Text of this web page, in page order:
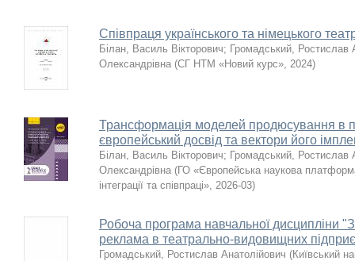
Співпраця українського та німецького
Білан, Василь Вікторович; Громадський, Ростислав
Олександрівна (СГ НТМ «Новий курс», 2024)
Трансформація моделей продюсування в
європейський досвід та вектори його
Білан, Василь Вікторович; Громадський, Ростислав
Олександрівна (ГО «Європейська наукова
інтеграції та співпраці», 2026-03)
Робоча програма навчальної дисципліни
реклама в театрально-видовищних
Громадський, Ростислав Анатолійович (Київський